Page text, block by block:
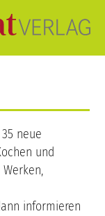
neue
und
informieren